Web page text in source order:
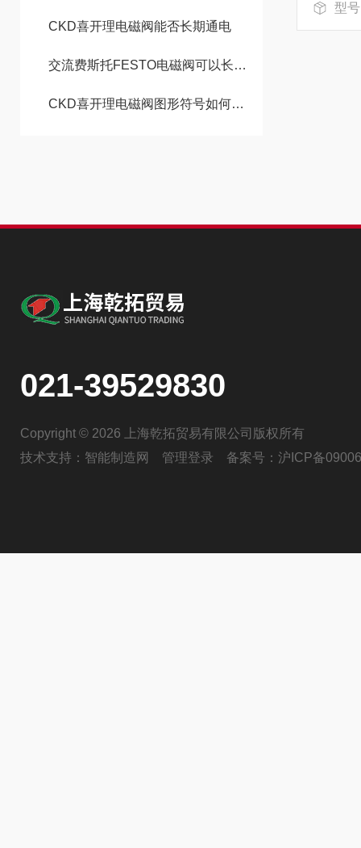
CKD喜开理电磁阀能否长期通电
交流费斯托FESTO电磁阀可以长时间持续通电工作吗
CKD喜开理电磁阀图形符号如何区分常开和常闭状态
型号
021-39529830
Copyright © 2026 上海乾拓贸易有限公司版权所有
技术支持： 智能制造网 管理登录 备案号： 沪ICP备